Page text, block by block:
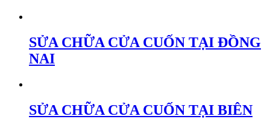
SỬA CHỮA CỬA CUỐN TẠI ĐỒNG
NAI
SỬA CHỮA CỬA CUỐN TẠI BIÊN